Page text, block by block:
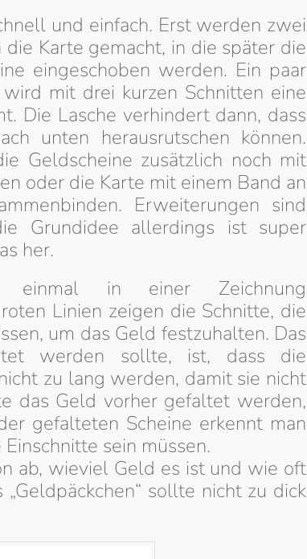
und einfach. Erst werden zwei
Karte gemacht, in die später die
eingeschoben werden. Ein paar
mit drei kurzen Schnitten eine
Die Lasche verhindert dann, dass
unten herausrutschen können.
Geldscheine zusätzlich noch mit
oder die Karte mit einem Band an
Erweiterungen sind
Grundidee allerdings ist super
her.
in einer Zeichnung
Linien zeigen die Schnitte, die
um das Geld festzuhalten. Das
werden sollte, ist, dass die
zu lang werden, damit sie nicht
das Geld vorher gefaltet werden,
gefalteten Scheine erkennt man
sein müssen.
ab, wieviel Geld es ist und wie oft
sollte nicht zu dick